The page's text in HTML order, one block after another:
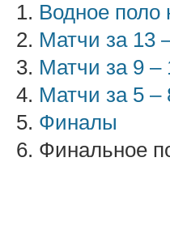
1. Водное
2. Матчи за 13
3. Матчи за 9 –
4. Матчи за 5 –
5. Финалы
6. Финальное